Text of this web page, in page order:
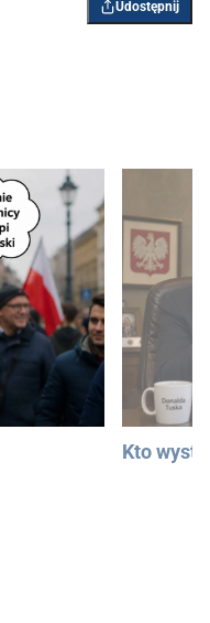
Udostępnij
Kto